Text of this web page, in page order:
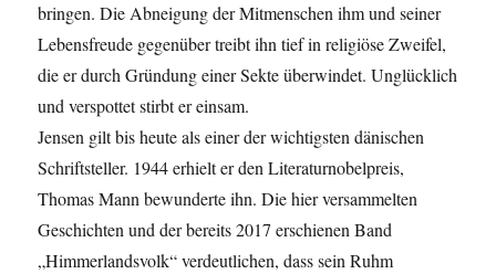
bringen. Die Abneigung der Mitmenschen ihm und seiner
Lebensfreude gegenüber treibt ihn tief in religiöse Zweifel,
die er durch Gründung einer Sekte überwindet. Unglücklich
und verspottet stirbt er einsam.
Jensen gilt bis heute als einer der wichtigsten dänischen
Schriftsteller. 1944 erhielt er den Literaturnobelpreis,
Thomas Mann bewunderte ihn. Die hier versammelten
Geschichten und der bereits 2017 erschienen Band
„Himmerlandsvolk“ verdeutlichen, dass sein Ruhm